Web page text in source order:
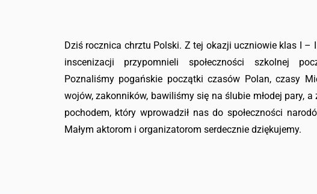
Dziś rocznica chrztu Polski. Z tej okazji uczniowie klas I –
inscenizacji przypomnieli społeczności szkolnej
Poznaliśmy pogańskie początki czasów Polan, czasy
wojów, zakonników, bawiliśmy się na ślubie młodej pary,
pochodem, który wprowadził nas do społeczności
Małym aktorom i organizatorom serdecznie dziękujemy.